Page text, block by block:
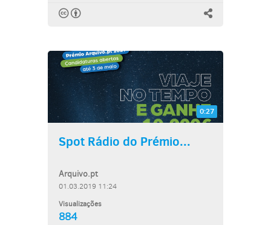
0:27
Spot Rádio do Prémio...
Arquivo.pt
01.03.2019 11:24
Visualizações
884